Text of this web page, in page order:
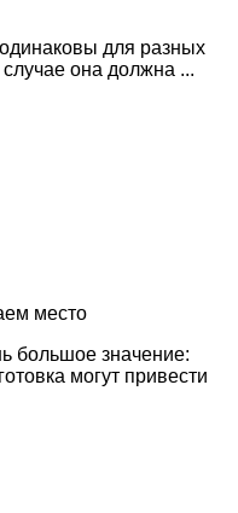
для разных
она должна ...
место
большое значение:
могут привести